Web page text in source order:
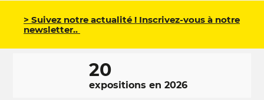
> Suivez notre actualité ! Inscrivez-vous à notre
newsletter..
20
expositions en 2026